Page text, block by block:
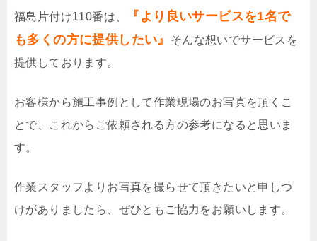
福島片付け110番は、
『より良いサービスを1名で
も多くの方に提供したい』
そんな想いでサービスを
提供しております。
お客様から施工事例として作業現場のお写真を頂くこ
とで、これからご依頼される方の参考になると思いま
す。
作業スタッフよりお写真を撮らせて頂きたいと申しつ
けがありましたら、ぜひともご協力をお願いします。